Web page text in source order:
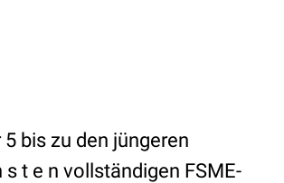
bis zu den jüngeren
t e n vollständigen FSME-